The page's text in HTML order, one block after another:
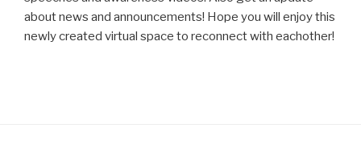
about news and announcements! Hope you will enjoy this
newly created virtual space to reconnect with eachother!